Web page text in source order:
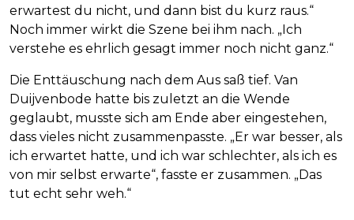
erwartest du nicht, und dann bist du kurz raus.“
Noch immer wirkt die Szene bei ihm nach. „Ich
verstehe es ehrlich gesagt immer noch nicht ganz.“
Die Enttäuschung nach dem Aus saß tief. Van
Duijvenbode hatte bis zuletzt an die Wende
geglaubt, musste sich am Ende aber eingestehen,
dass vieles nicht zusammenpasste. „Er war besser, als
ich erwartet hatte, und ich war schlechter, als ich es
von mir selbst erwarte“, fasste er zusammen. „Das
tut echt sehr weh.“